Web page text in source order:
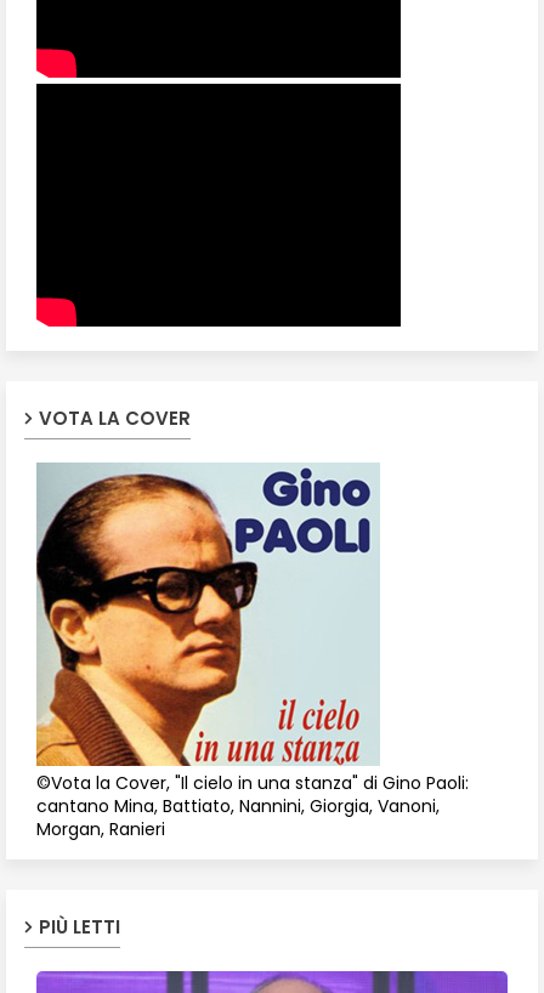
VOTA LA COVER
©Vota la Cover, "Il cielo in una stanza" di Gino Paoli:
cantano Mina, Battiato, Nannini, Giorgia, Vanoni,
Morgan, Ranieri
PIÙ LETTI